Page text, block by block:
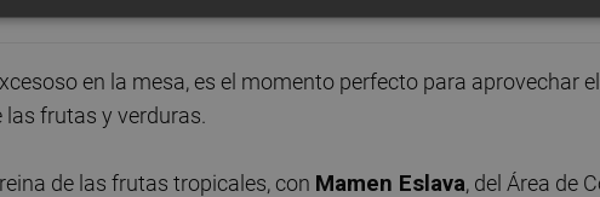
en la mesa, es el momento perfecto para aprovechar
frutas y verduras.
de las frutas tropicales, con Mamen Eslava, del Área de